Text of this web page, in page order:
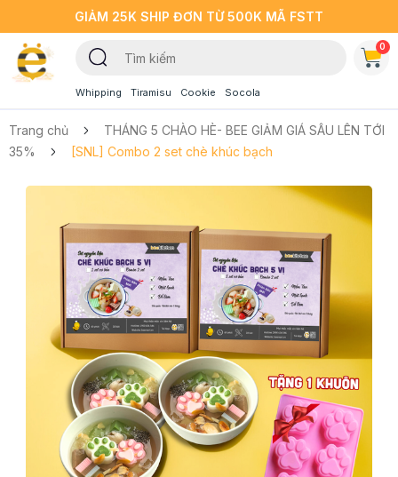
GIẢM 25K SHIP ĐƠN TỪ 500K MÃ FSTT
Whipping Tiramisu Cookie Socola
0
Trang chủ
THÁNG 5 CHÀO HÈ- BEE GIẢM GIÁ SÂU LÊN TỚI
35%
[SNL] Combo 2 set chè khúc bạch